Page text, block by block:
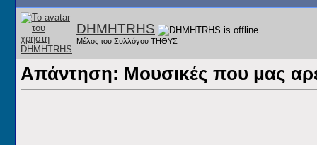
DHMHTRHS
Μέλος του Συλλόγου ΤΗΘΥΣ
Απάντηση: Μουσικές που μας